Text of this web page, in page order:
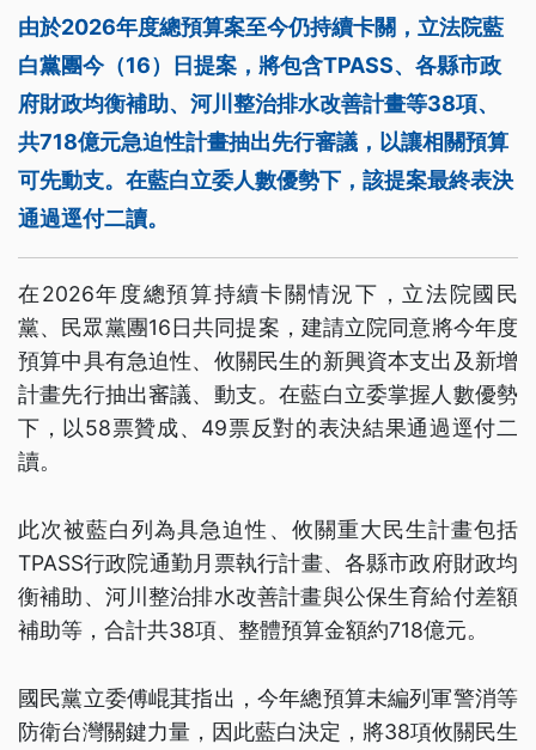
由於2026年度總預算案至今仍持續卡關，立法院藍
白黨團今（16）日提案，將包含TPASS、各縣市政
府財政均衡補助、河川整治排水改善計畫等38項、
共718億元急迫性計畫抽出先行審議，以讓相關預算
可先動支。在藍白立委人數優勢下，該提案最終表決
通過逕付二讀。
在2026年度總預算持續卡關情況下，立法院國民
黨、民眾黨團16日共同提案，建請立院同意將今年度
預算中具有急迫性、攸關民生的新興資本支出及新增
計畫先行抽出審議、動支。在藍白立委掌握人數優勢
下，以58票贊成、49票反對的表決結果通過逕付二
讀。
此次被藍白列為具急迫性、攸關重大民生計畫包括
TPASS行政院通勤月票執行計畫、各縣市政府財政均
衡補助、河川整治排水改善計畫與公保生育給付差額
補助等，合計共38項、整體預算金額約718億元。
國民黨立委傅崐萁指出，今年總預算未編列軍警消等
防衛台灣關鍵力量，因此藍白決定，將38項攸關民生